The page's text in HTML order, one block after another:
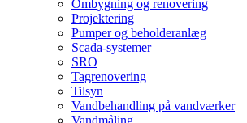
Ombygning og renovering
Projektering
Pumper og beholderanlæg
Scada-systemer
SRO
Tagrenovering
Tilsyn
Vandbehandling på vandværker
Vandmåling